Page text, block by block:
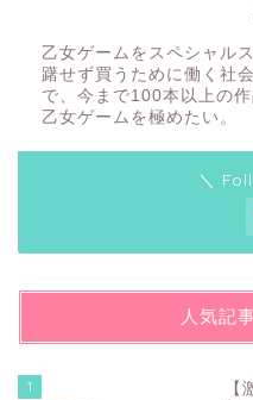
乙女ゲームをスペシャル
躇せず買うために働く社
で、今まで100本以上の
乙女ゲームを極めたい。
＼
人気記
1